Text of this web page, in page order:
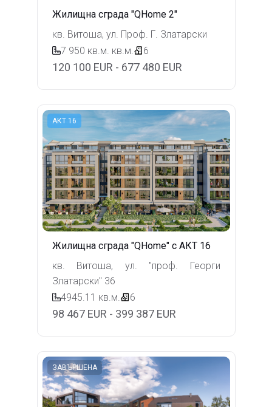
Жилищна сграда "QHome 2"
кв. Витоша, ул. Проф. Г. Златарски
7 950 кв.м. кв.м. 6
120 100 EUR - 677 480 EUR
АКТ 16
Жилищна сграда "QHome" с АКТ 16
кв. Витоша, ул. "проф. Георги
Златарски" 36
4945.11 кв.м. 6
98 467 EUR - 399 387 EUR
ЗАВЪРШЕНА